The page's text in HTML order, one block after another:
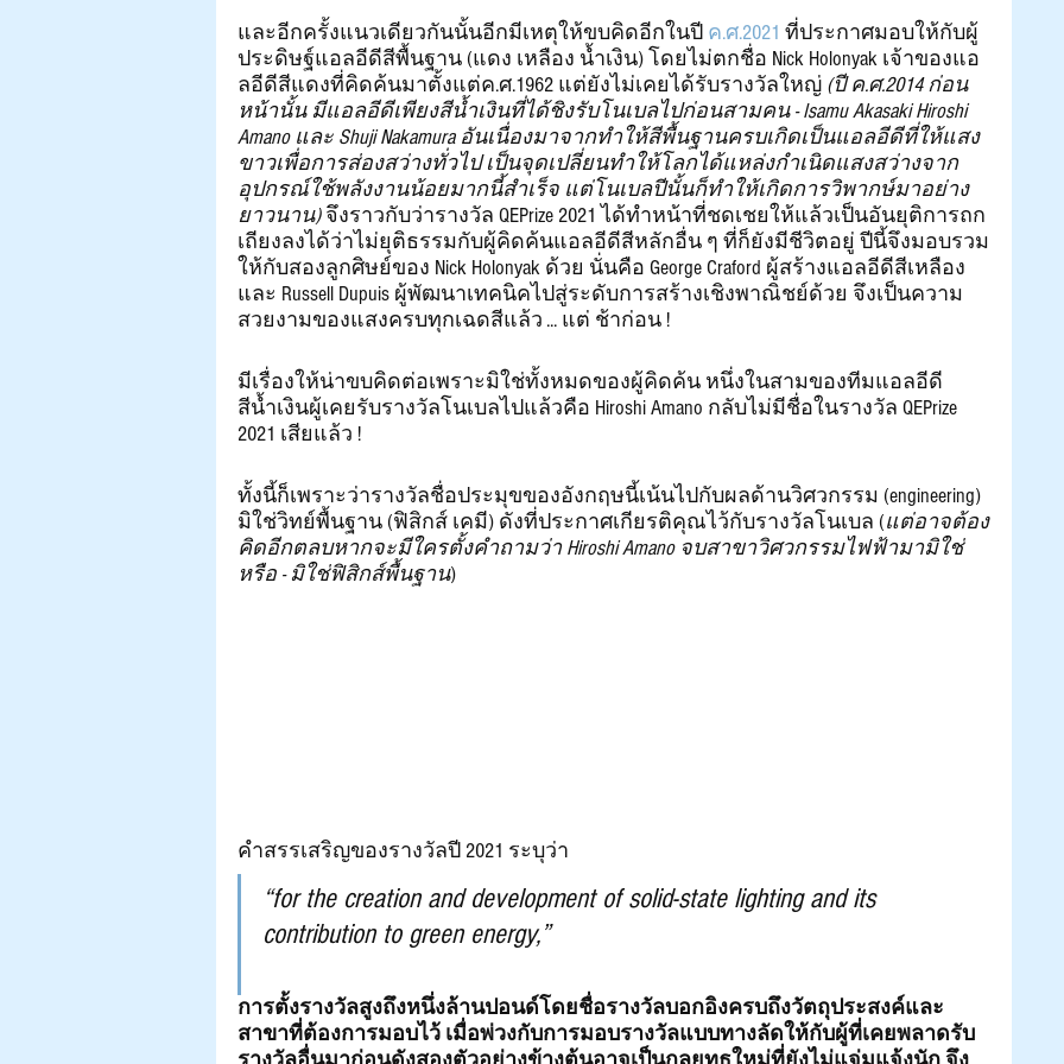
และอีกครั้งแนวเดียวกันนั้นอีกมีเหตุให้ขบคิดอีกในปี ค.ศ.2021 ที่ประกาศมอบให้กับผู้
ประดิษฐ์แอลอีดีสีพื้นฐาน (แดง เหลือง น้ำเงิน) โดยไม่ตกชื่อ Nick Holonyak เจ้าของแอ
ลอีดีสีแดงที่คิดค้นมาตั้งแต่ค.ศ.1962 แต่ยังไม่เคยได้รับรางวัลใหญ่ (ปี ค.ศ.2014 ก่อน
หน้านั้น มีแอลอีดีเพียงสีน้ำเงินที่ได้ชิงรับโนเบลไปก่อนสามคน - Isamu Akasaki Hiroshi
Amano และ Shuji Nakamura อันเนื่องมาจากทำให้สีพื้นฐานครบเกิดเป็นแอลอีดีที่ให้แสง
ขาวเพื่อการส่องสว่างทั่วไป เป็นจุดเปลี่ยนทำให้โลกได้แหล่งกำเนิดแสงสว่างจาก
อุปกรณ์ใช้พลังงานน้อยมากนี้สำเร็จ แต่โนเบลปีนั้นก็ทำให้เกิดการวิพากษ์มาอย่าง
ยาวนาน) จึงราวกับว่ารางวัล QEPrize 2021 ได้ทำหน้าที่ชดเชยให้แล้วเป็นอันยุติการถก
เถียงลงได้ว่าไม่ยุติธรรมกับผู้คิดค้นแอลอีดีสีหลักอื่น ๆ ที่ก็ยังมีชีวิตอยู่ ปีนี้จึงมอบรวม
ให้กับสองลูกศิษย์ของ Nick Holonyak ด้วย นั่นคือ George Craford ผู้สร้างแอลอีดีสีเหลือง
และ Russell Dupuis ผู้พัฒนาเทคนิคไปสู่ระดับการสร้างเชิงพาณิชย์ด้วย จึงเป็นความ
สวยงามของแสงครบทุกเฉดสีแล้ว ... แต่ ช้าก่อน !
มีเรื่องให้น่าขบคิดต่อเพราะมิใช่ทั้งหมดของผู้คิดค้น หนึ่งในสามของทีมแอลอีดี
สีน้ำเงินผู้เคยรับรางวัลโนเบลไปแล้วคือ Hiroshi Amano กลับไม่มีชื่อในรางวัล QEPrize
2021 เสียแล้ว !
ทั้งนี้ก็เพราะว่ารางวัลชื่อประมุขของอังกฤษนี้เน้นไปกับผลด้านวิศวกรรม (engineering)
มิใช่วิทย์พื้นฐาน (ฟิสิกส์ เคมี) ดังที่ประกาศเกียรติคุณไว้กับรางวัลโนเบล (แต่อาจต้อง
คิดอีกตลบหากจะมีใครตั้งคำถามว่า Hiroshi Amano จบสาขาวิศวกรรมไฟฟ้ามามิใช่
หรือ - มิใช่ฟิสิกส์พื้นฐาน)
คำสรรเสริญของรางวัลปี 2021 ระบุว่า
“for the creation and development of solid-state lighting and its
contribution to green energy,”
การตั้งรางวัลสูงถึงหนึ่งล้านปอนด์โดยชื่อรางวัลบอกอิงครบถึงวัตถุประสงค์และ
สาขาที่ต้องการมอบไว้ เมื่อพ่วงกับการมอบรางวัลแบบทางลัดให้กับผู้ที่เคยพลาดรับ